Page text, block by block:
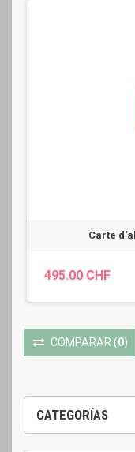
CATEGORÍAS
Carte
495.00 CHF
COMPARAR (0)